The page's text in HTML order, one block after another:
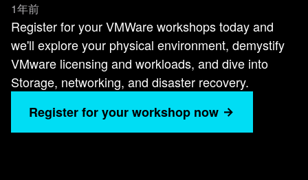
1年前
Register for your VMWare workshops today and
we'll explore your physical environment, demystify
VMware licensing and workloads, and dive into
Storage, networking, and disaster recovery.
Register for your workshop now